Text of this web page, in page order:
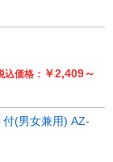
込価格： ￥2,409～
(男女兼用) AZ-